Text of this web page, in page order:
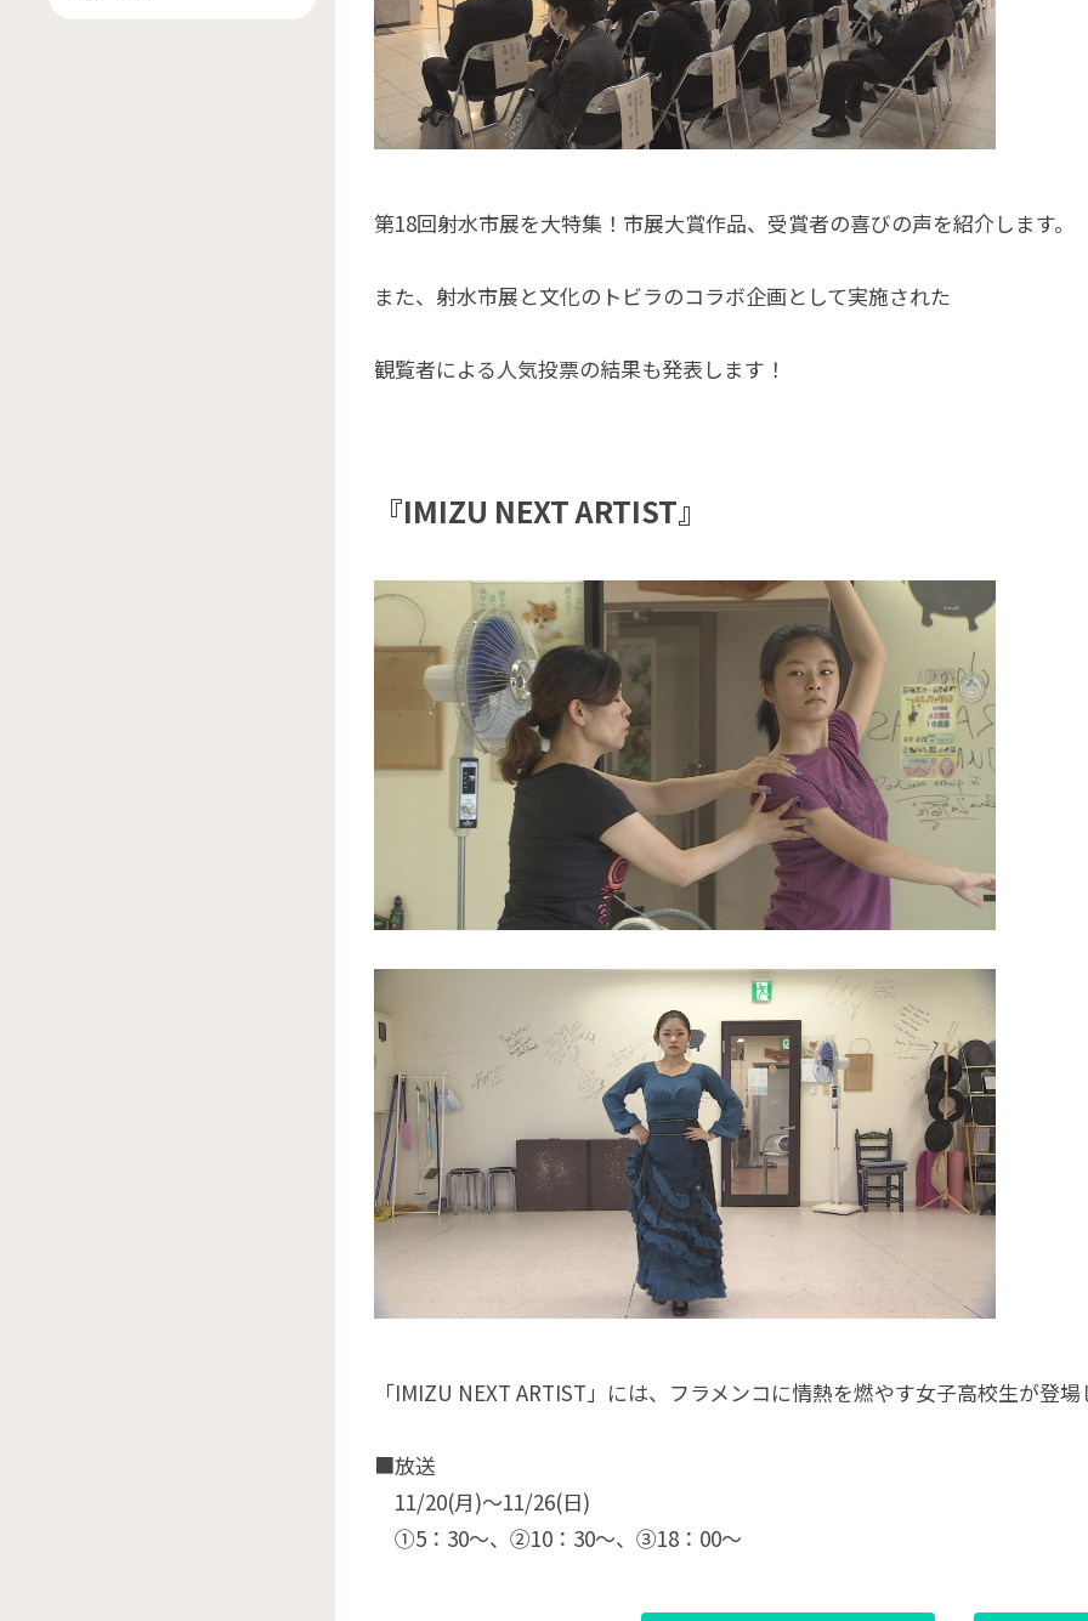
第18回射水市展を大特集！市展大賞作品、受賞者の喜びの声を紹介します。
また、射水市展と文化のトビラのコラボ企画として実施された
観覧者による人気投票の結果も発表します！
『IMIZU NEXT ARTIST』
「IMIZU NEXT ARTIST」には、フラメンコに情熱を燃やす女子高校生が登場
■放送
11/20(月)〜11/26(日)
①5：30〜、②10：30〜、③18：00〜